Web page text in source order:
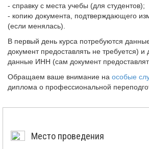
- справку с места учебы (для студентов);
- копию документа, подтверждающего
(если менялась).
В первый день курса потребуются
документ предоставлять не требуется)
данные ИНН (сам документ
Обращаем ваше внимание на особые
диплома о профессиональной
Место проведения